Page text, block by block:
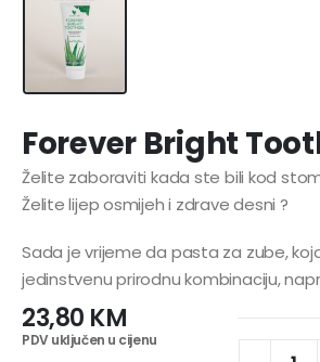
Forever Bright
Želite zaboraviti kada ste bili kod
Želite lijep osmijeh i zdrave desni ?
Sada je vrijeme da pasta za zube,
jedinstvenu prirodnu kombinaciju,
23,80 KM
PDV uključen u cijenu